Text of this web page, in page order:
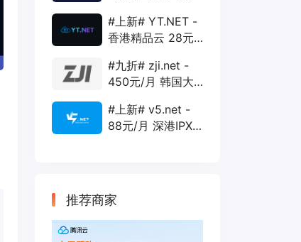
20G 5T 1Gbps
#上新# YT.NET -
香港精品云 28元/
AS10099+移动
CMI
#九折# zji.net -
450元/月 韩国大
优化和纯国际线路
#上新# v5.net -
88元/月 深港IPX
推荐商家